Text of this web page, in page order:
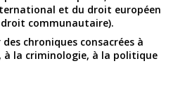
et du droit européen
communautaire).
chroniques consacrées à
à la criminologie, à la politique